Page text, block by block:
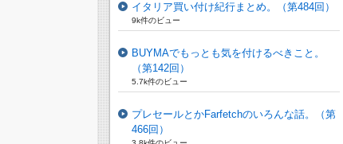
イタリア買い付け紀行まとめ。（第484回）
9k件のビュー
BUYMAでもっとも気を付けるべきこと。
（第142回）
5.7k件のビュー
プレセールとかFarfetchのいろんな話。（第
466回）